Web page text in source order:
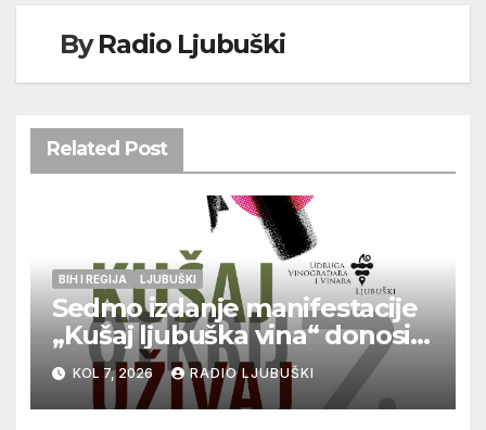
ByRadio Ljubuški
Related Post
BIH I REGIJA LJUBUŠKI
Sedmo izdanje manifestacije
„Kušaj ljubuška vina“ donosi
vrhunska vina, gastronomiju i
glazbu
KOL 7, 2026 RADIO LJUBUŠKI